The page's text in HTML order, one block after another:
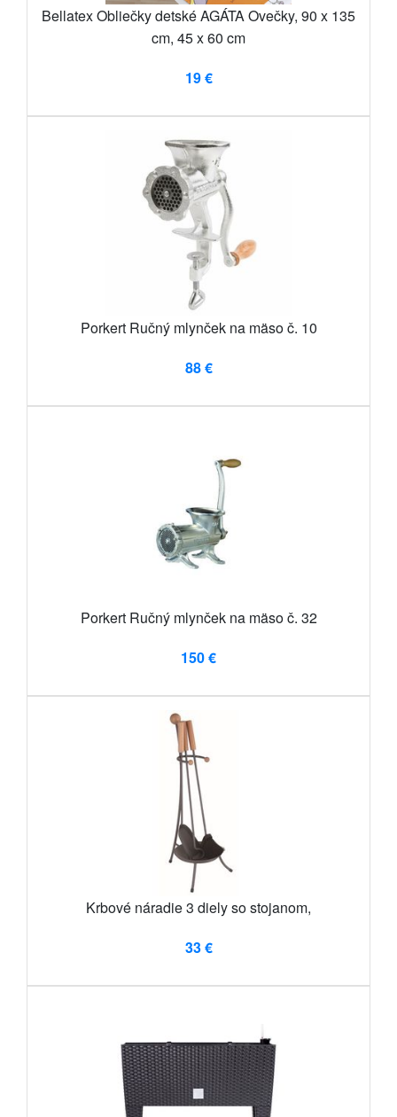
Bellatex Obliečky detské AGÁTA Ovečky, 90 x 135
cm, 45 x 60 cm
19 €
Porkert Ručný mlynček na mäso č. 10
88 €
Porkert Ručný mlynček na mäso č. 32
150 €
Krbové náradie 3 diely so stojanom,
33 €